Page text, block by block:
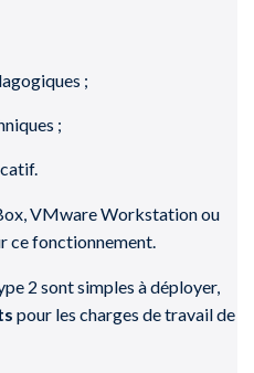
;
;
VMware Workstation ou
ce fonctionnement.
2 sont simples à déployer,
pour les charges de travail de